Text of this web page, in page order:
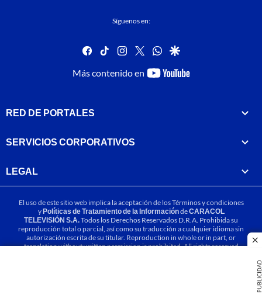
PUBLICIDAD
Síguenos en:
facebook
tiktok instagram
twitterwhatsapp
google
Más contenido en
youtube-
RED DE PORTALES
SERVICIOS CORPORATIVOS
LEGAL
El uso de este sitio web implica la aceptación de losTérminos y condiciones
yPolíticas de Tratamiento de la InformacióndeCARACOL
TELEVISIÓN S.A.Todos los Derechos Reservados D.R.A. Prohibida su
reproducción total o parcial, así como su traducción a cualquier idioma sin
autorización escrita de su titular. Reproduction in whole or in part, or
translation without written permission is prohibited. All rights reserved